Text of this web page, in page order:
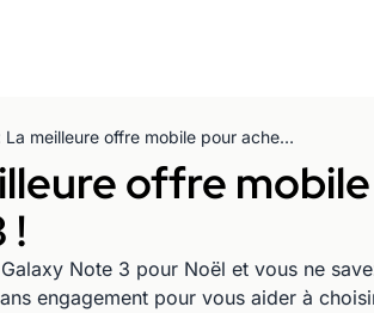
Cadeau de Noël : La meilleure offre mobile pour acheter le Samsung Galaxy Note 3 !
offre
!
Note 3 pour Noël et vous ne
engagement pour vous aider à